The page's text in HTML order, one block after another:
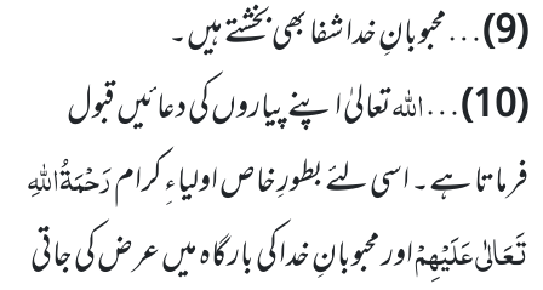
(9) …محبوبانِ خدا شفا بھی بخشتے ہیں۔
(10)
…اللہتعالیٰ اپنے پیاروں کی دعائیں قبول
فرماتا ہے۔ اسی لئے بطورِ خاص اولیاءِ کرامرَحْمَۃُاللہِ
تَعَالٰی عَلَیْہِمْاور محبوبانِ خدا کی بارگاہ میں عرض کی جاتی